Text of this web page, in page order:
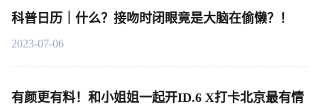
科普日历｜什么？接吻时闭眼竟是大脑在偷懒？！
2023-07-06
有颜更有料！和小姐姐一起开ID.6 X打卡北京最有情